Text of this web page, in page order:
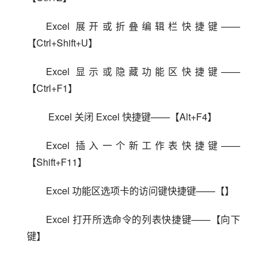
Excel 展开或折叠编辑栏快捷键——
【Ctrl+Shift+U】
Excel 显示或隐藏功能区快捷键——
【Ctrl+F1】
Excel 关闭 Excel 快捷键——【Alt+F4】
Excel 插入一个新工作表快捷键——
【Shift+F11】
Excel 功能区选项卡的访问键快捷键——【】
Excel 打开所选命令的列表快捷键——【向下
键】